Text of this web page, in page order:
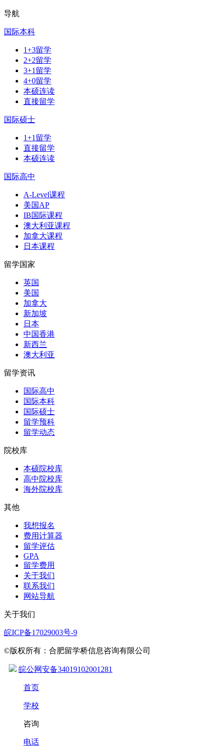
导航
国际本科
1+3留学
2+2留学
3+1留学
4+0留学
本硕连读
直接留学
国际硕士
1+1留学
直接留学
本硕连读
国际高中
A-Level课程
美国AP
IB国际课程
澳大利亚课程
加拿大课程
日本课程
留学国家
英国
美国
加拿大
新加坡
日本
中国香港
新西兰
澳大利亚
留学资讯
国际高中
国际本科
国际硕士
留学预科
留学动态
院校库
本硕院校库
高中院校库
海外院校库
其他
我想报名
费用计算器
留学评估
GPA
留学费用
关于我们
联系我们
网站导航
关于我们
皖ICP备17029003号-9
©版权所有：合肥留学桥信息咨询有限公司
皖公网安备34019102001281
首页
学校
咨询
电话